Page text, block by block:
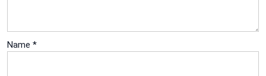
Name *